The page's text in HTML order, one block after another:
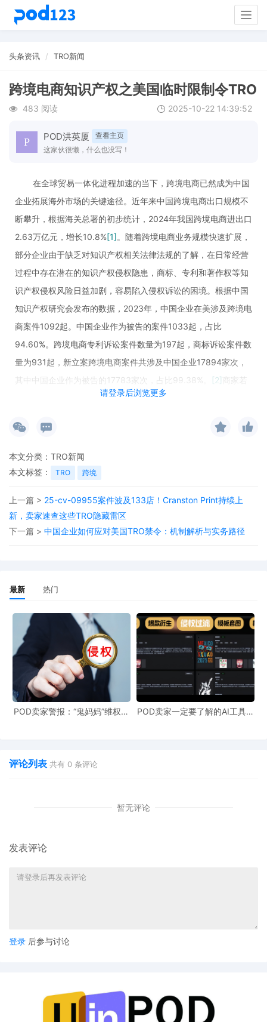
头条资讯 TRO新闻
跨境电商知识产权之美国临时限制令TRO
483 阅读 2025-10-22 14:39:52
POD洪英厦
查看主页
这家伙很懒，什么也没写！
请登录后浏览更多
在全球贸易一体化进程加速的当下，跨境电商已然成为中国
企业拓展海外市场的关键途径。近年来中国跨境电商出口规模不
断攀升，根据海关总署的初步统计，2024年我国跨境电商进出口
2.63万亿元，增长10.8%[1]。随着跨境电商业务规模快速扩展，
部分企业由于缺乏对知识产权相关法律法规的了解，在日常经营
过程中存在潜在的知识产权侵权隐患，商标、专利和著作权等知
识产权侵权风险日益加剧，容易陷入侵权诉讼的困境。根据中国
知识产权研究会发布的数据，2023年，中国企业在美涉及跨境电
商案件1092起。中国企业作为被告的案件1033起，占比
94.60%。跨境电商专利诉讼案件数量为197起，商标诉讼案件数
量为931起，新立案跨境电商案件共涉及中国企业17894家次，
其中中国企业作为被告的17783家次，占比99.38%。
[2] 商家若
被认定为侵权，不仅将面临商品下架、平台账号封存、资金账户
造成严重损害。
美国企业对中国跨境电商卖家提起知识产权侵权诉讼时常常
一并申请临时限制令或临时禁令（Temporary Restraining
Order，TRO），面对突如其来的诉讼和巨额赔偿，大量中国跨
境电商卖家遭受重大打击，或是被迫放弃原有店铺或是退出美国
市场等。近年来随着美国长臂管辖的扩张趋势，TRO的影响不容
TRO临时限制令是美国进行知识产权保护的重要法律手段之
一，用于制止知识产权侵权行为的持续扩大。跨境电商卖家将商
品销售到海外时，特别是销往美国市场，由于知识产权意识不
强，往往不会意识到自己的行为已经侵犯他人的商标、专利或著
作权。在商标侵权案件中，如果卖家未经授权使用了他人商标或
销售的商品采用了他人已经申请专利权的发明专利技术或者外观
Procedure, FRCP）是美国联邦法院审理民事案件的核心程序规
（Preliminary Injunction Order，PIO）。二者均适用于所有民
诉讼时一并提交TRO申请。申请TRO时需要提供担保，该费用用
于支付错误禁令给对方造成的损失。美国官员和机构除外
本文分类： TRO新闻
本文标签：
TRO 跨境
上一篇 > 25-cv-09955案件波及133店！Cranston Print持续上
新，卖家速查这些TRO隐藏雷区
下一篇 > 中国企业如何应对美国TRO禁令：机制解析与实务路径
最新 热门
POD卖家警报：“鬼妈妈”维权致
POD卖家一定要了解的AI工具，
评论列表 共有 0 条评论
暂无评论
发表评论
登录 后参与讨论